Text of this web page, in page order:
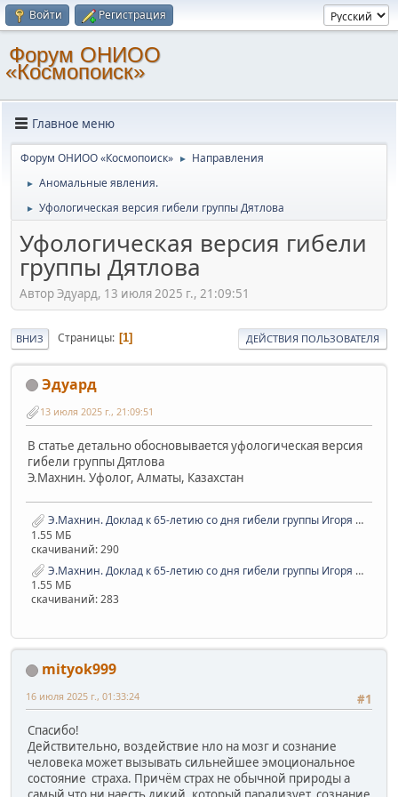
Войти Регистрация
Форум ОНИОО
«Космопоиск»
Главное меню
Форум ОНИОО «Космопоиск» ► Направления
► Аномальные явления.
► Уфологическая версия гибели группы Дятлова
Уфологическая версия гибели
группы Дятлова
Автор Эдуард, 13 июля 2025 г., 21:09:51
ВНИЗ Страницы 1 ДЕЙСТВИЯ ПОЛЬЗОВАТЕЛЯ
Эдуард
13 июля 2025 г., 21:09:51
В статье детально обосновывается уфологическая версия
гибели группы Дятлова
Э.Махнин. Уфолог, Алматы, Казахстан
Э.Махнин. Доклад к 65-летию со дня гибели группы Игоря Дятлова.pdf
1.55 МБ
скачиваний: 290
Э.Махнин. Доклад к 65-летию со дня гибели группы Игоря Дятлова.pdf
1.55 МБ
скачиваний: 283
mityok999
#1
16 июля 2025 г., 01:33:24
Спасибо!
Действительно, воздействие нло на мозг и сознание
человека может вызывать сильнейшее эмоциональное
состояние страха. Причём страх не обычной природы а